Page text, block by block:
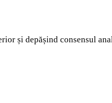
și depășind consensul